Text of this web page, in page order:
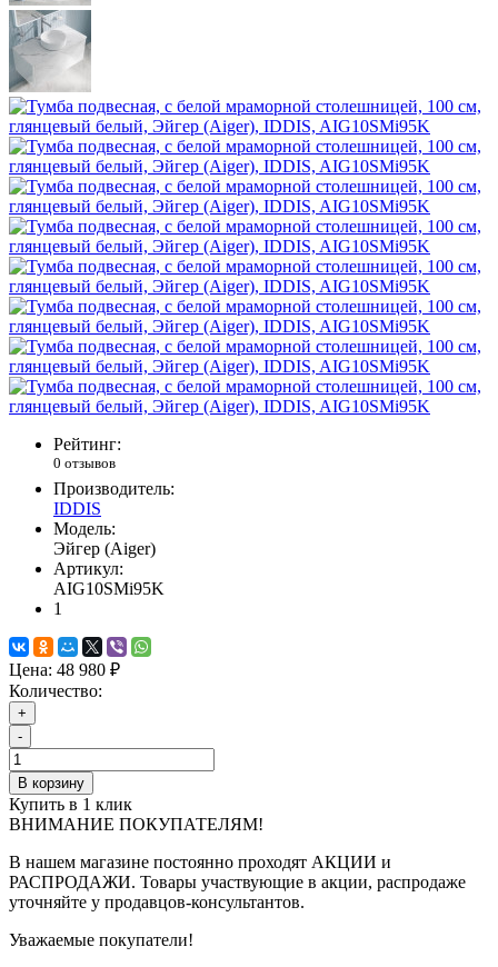
Рейтинг:
0 отзывов
Производитель:
IDDIS
Модель:
Эйгер (Aiger)
Артикул:
AIG10SMi95K
1
Цена: 48 980 ₽
Количество:
+
-
В корзину
Купить в 1 клик
ВНИМАНИЕ ПОКУПАТЕЛЯМ!
В нашем магазине постоянно проходят АКЦИИ и
РАСПРОДАЖИ. Товары участвующие в акции, распродаже
уточняйте у продавцов-консультантов.
Уважаемые покупатели!